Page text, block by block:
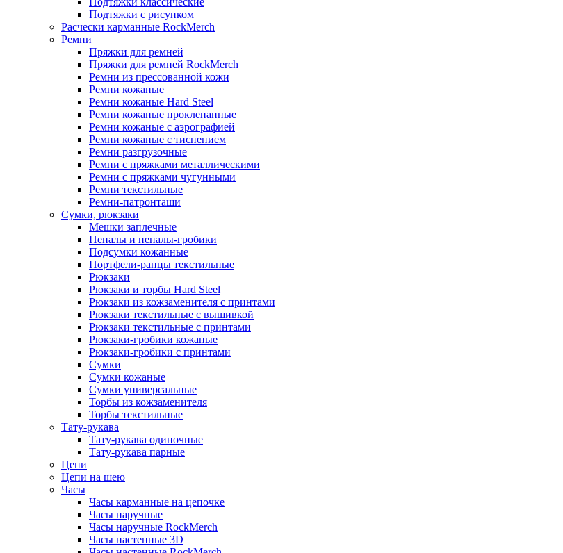
Подтяжки с рисунком
Расчески карманные RockMerch
Ремни
Пряжки для ремней
Пряжки для ремней RockMerch
Ремни из прессованной кожи
Ремни кожаные
Ремни кожаные Hard Steel
Ремни кожаные проклепанные
Ремни кожаные с аэрографией
Ремни кожаные с тиснением
Ремни разгрузочные
Ремни с пряжками металлическими
Ремни с пряжками чугунными
Ремни текстильные
Ремни-патронташи
Сумки, рюкзаки
Мешки заплечные
Пеналы и пеналы-гробики
Подсумки кожанные
Портфели-ранцы текстильные
Рюкзаки
Рюкзаки и торбы Hard Steel
Рюкзаки из кожзаменителя с принтами
Рюкзаки текстильные с вышивкой
Рюкзаки текстильные с принтами
Рюкзаки-гробики кожаные
Рюкзаки-гробики с принтами
Сумки
Сумки кожаные
Сумки универсальные
Торбы из кожзаменителя
Торбы текстильные
Тату-рукава
Тату-рукава одиночные
Тату-рукава парные
Цепи
Цепи на шею
Часы
Часы карманные на цепочке
Часы наручные
Часы наручные RockMerch
Часы настенные 3D